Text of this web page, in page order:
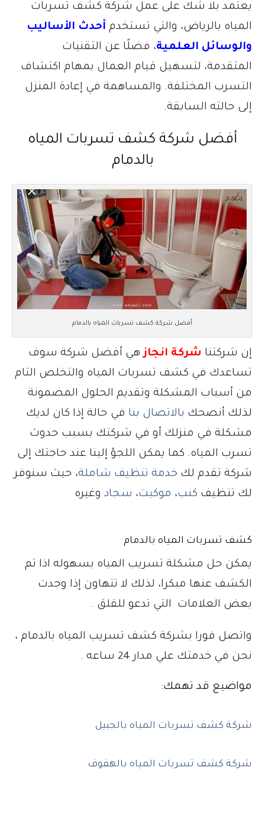
يعتمد بلا شك على عمل شركة كشف تسربات
المياه بالرياض، والتي تستخدم أحدث الأساليب
والوسائل العلمية، فضلًا عن التقنيات
المتقدمة، لتسهيل قيام العمال بمهام اكتشاف
التسرب المختلفة. والمساهمة في إعادة المنزل
إلى حالته السابقة.
أفضل شركة كشف تسربات المياه
بالدمام
أفضل شركة كشف تسربات المياه بالدمام
إن شركتنا شركة انجاز هي أفضل شركة سوف
تساعدك في كشف تسربات المياه والتخلص التام
من أسباب المشكلة وتقديم الحلول المضمونة
لذلك أنصحك بالاتصال بنا في حالة إذا كان لديك
مشكلة في منزلك أو في شركتك بسبب حدوث
تسرب المياه. كما يمكن اللجؤ إلينا عند حاجتك إلى
شركة تقدم لك خدمة تنظيف شاملة، حيث سنوفر
لك تنظيف كنب، موكيت، سجاد وغيره
كشف تسربات المياه بالدمام
يمكن حل مشكلة تسريب المياه بسهوله اذا تم
الكشف عنها مبكرا، لذلك لا تتهاون إذا وجدت
بعض العلامات التي تدعو للقلق .
واتصل فورا بشركة كشف تسريب المياه بالدمام ،
نحن في خدمتك علي مدار 24 ساعه .
مواضيع قد تهمك:
شركة كشف تسربات المياه بالجبيل
شركة كشف تسربات المياه بالهفوف